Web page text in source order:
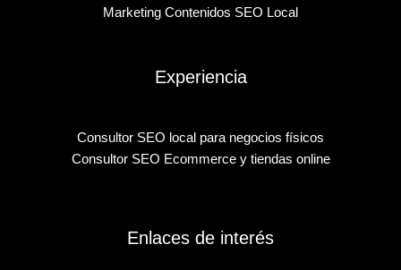
Marketing Contenidos SEO Local
Experiencia
Consultor SEO local para negocios físicos
Consultor SEO Ecommerce y tiendas online
Enlaces de interés